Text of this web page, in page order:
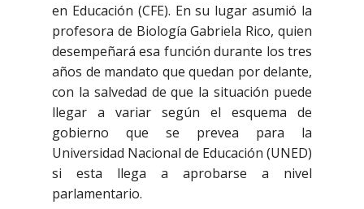
en Educación (CFE). En su lugar asumió la
profesora de Biología Gabriela Rico, quien
desempeñará esa función durante los tres
años de mandato que quedan por delante,
con la salvedad de que la situación puede
llegar a variar según el esquema de
gobierno que se prevea para la
Universidad Nacional de Educación (UNED)
si esta llega a aprobarse a nivel
parlamentario.